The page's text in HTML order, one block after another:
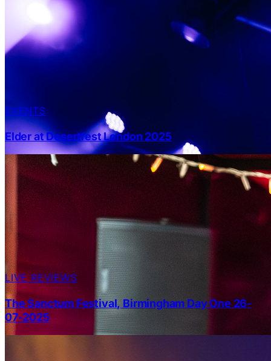
EVENTS
Elder at Desertfest London 2025
LIVE REVIEWS
The Sanctum Festival, Birmingham Day One 26-
07-2025